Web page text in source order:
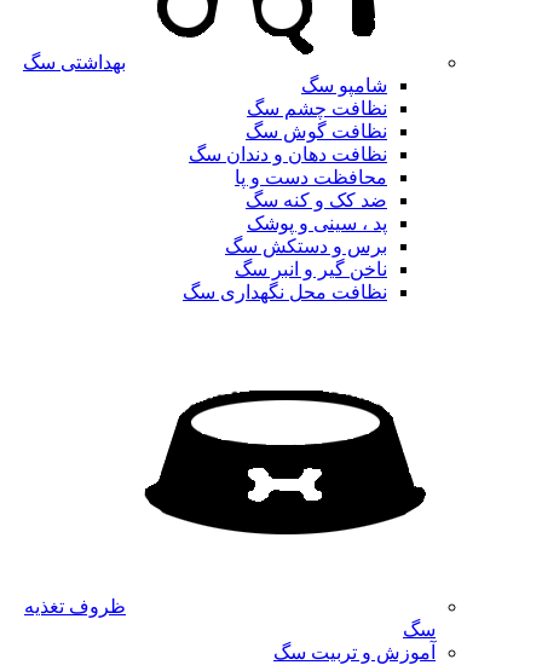
بهداشتی سگ
شامپو سگ
نظافت چشم سگ
نظافت گوش سگ
نظافت دهان و دندان سگ
محافظت دست و پا
ضد کک و کنه سگ
پد ، سینی و پوشک
برس و دستکش سگ
ناخن گیر و انبر سگ
نظافت محل نگهداری سگ
ظروف تغذیه
سگ
آموزش و تربیت سگ